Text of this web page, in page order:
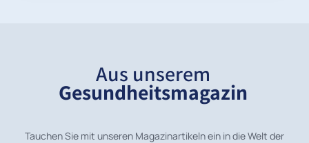
Aus unserem
Gesundheitsmagazin
Tauchen Sie mit unseren Magazinartikeln ein in die Welt der